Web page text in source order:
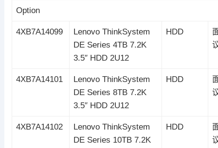
Option
4XB7A14099
Lenovo ThinkSystem
DE Series 4TB 7.2K
3.5″ HDD 2U12
HDD
4XB7A14101
Lenovo ThinkSystem
DE Series 8TB 7.2K
3.5″ HDD 2U12
HDD
4XB7A14102
Lenovo ThinkSystem
DE Series 10TB 7.2K
HDD